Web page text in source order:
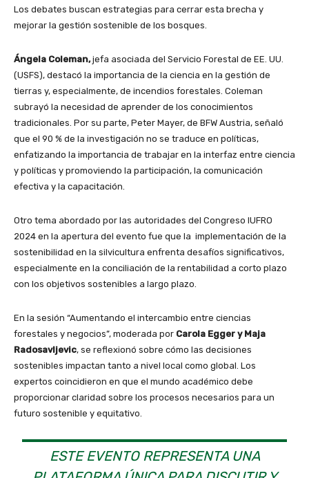
Los debates buscan estrategias para cerrar esta brecha y
mejorar la gestión sostenible de los bosques.
Ángela Coleman,jefa asociada del Servicio Forestal de EE. UU.
(USFS), destacó la importancia de la ciencia en la gestión de
tierras y, especialmente, de incendios forestales. Coleman
subrayó la necesidad de aprender de los conocimientos
tradicionales. Por su parte, Peter Mayer, de BFW Austria, señaló
que el 90 % de la investigación no se traduce en políticas,
enfatizando la importancia de trabajar en la interfaz entre ciencia
y políticas y promoviendo la participación, la comunicación
efectiva y la capacitación.
Otro tema abordado por las autoridades del Congreso IUFRO
2024 en la apertura del evento fue que la implementación de la
sostenibilidad en la silvicultura enfrenta desafíos significativos,
especialmente en la conciliación de la rentabilidad a corto plazo
con los objetivos sostenibles a largo plazo.
En la sesión “Aumentando el intercambio entre ciencias
forestales y negocios”, moderada por Carola Egger y Maja
Radosavljevic, se reflexionó sobre cómo las decisiones
sostenibles impactan tanto a nivel local como global. Los
expertos coincidieron en que el mundo académico debe
proporcionar claridad sobre los procesos necesarios para un
futuro sostenible y equitativo.
ESTE EVENTO REPRESENTA UNA